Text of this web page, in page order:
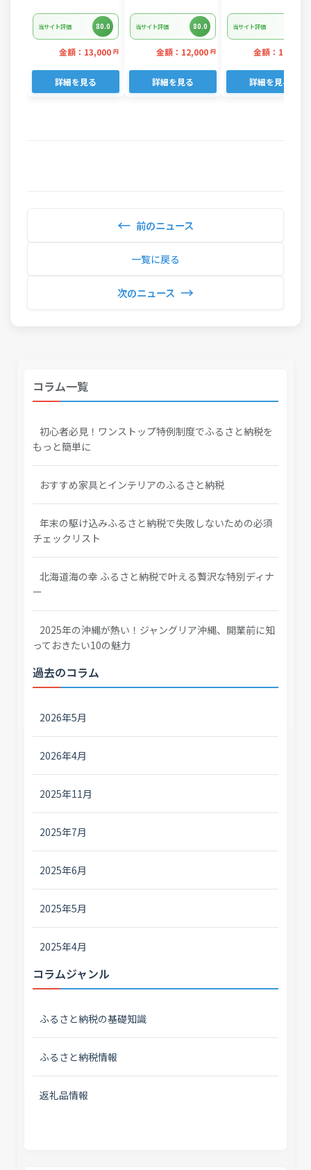
400g(200g×2) 小
分けパック
当サイト評価 80.0
金額：13,000 円
詳細を見る
ス 3kg 22個入り
当サイト評価 80.0
金額：12,000 円
詳細を見る
ロール 日用品 人気
当サイト評価
金額：14,000
詳細を見る
← 前のニュース
一覧に戻る
次のニュース →
コラム一覧
初心者必見！ワンストップ特例制度でふるさと納税を
もっと簡単に
おすすめ家具とインテリアのふるさと納税
年末の駆け込みふるさと納税で失敗しないための必須
チェックリスト
北海道海の幸 ふるさと納税で叶える贅沢な特別ディナ
ー
2025年の沖縄が熱い！ジャングリア沖縄、開業前に知
っておきたい10の魅力
過去のコラム
2026年5月
2026年4月
2025年11月
2025年7月
2025年6月
2025年5月
2025年4月
コラムジャンル
ふるさと納税の基礎知識
ふるさと納税情報
返礼品情報